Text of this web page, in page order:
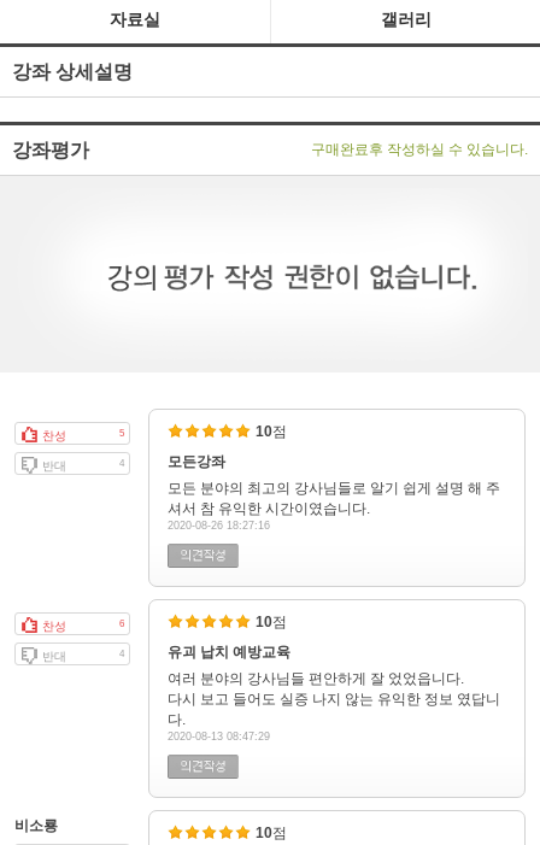
자료실 갤러리
강좌 상세설명
강좌평가 구매완료후 작성하실 수 있습니다.
찬성 5
반대 4
10점
모든강좌
모든 분야의 최고의 강사님들로 알기 쉽게 설명 해 주
셔서 참 유익한 시간이였습니다.
2020-08-26 18:27:16
찬성 6
반대 4
10점
유괴 납치 예방교육
여러 분야의 강사님들 편안하게 잘 었었읍니다.
다시 보고 들어도 실증 나지 않는 유익한 정보 였답니
다.
2020-08-13 08:47:29
비소룡 10점